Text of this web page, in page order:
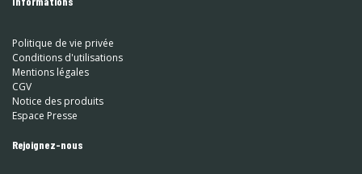
Politique de vie privée
Conditions d'utilisations
Mentions légales
CGV
Notice des produits
Espace Presse
Rejoignez-nous